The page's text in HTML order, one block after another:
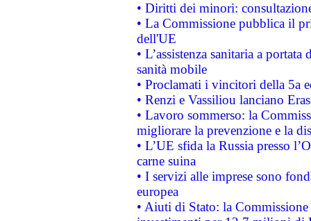
• Diritti dei minori:
• La Commissione pubblica il
dell'UE
• L’assistenza sanitaria a
sanità mobile
• Proclamati i vincitori della 5a
• Renzi e Vassiliou lanciano
• Lavoro sommerso: la
migliorare la prevenzione e la
• L’UE sfida la Russia presso
carne suina
• I servizi alle imprese sono
europea
• Aiuti di Stato: la